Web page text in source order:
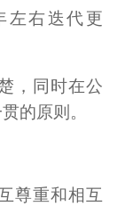
左右迭代更
，同时在公
的原则。
尊重和相互